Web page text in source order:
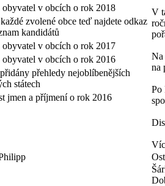
v obcích o rok 2018
zvolené obce teď najdete odkaz
kandidátů
v obcích o rok 2017
v obcích o rok 2016
přehledy nejoblíbenějších
státech
jmen a příjmení o rok 2016
V
Na
na
Po